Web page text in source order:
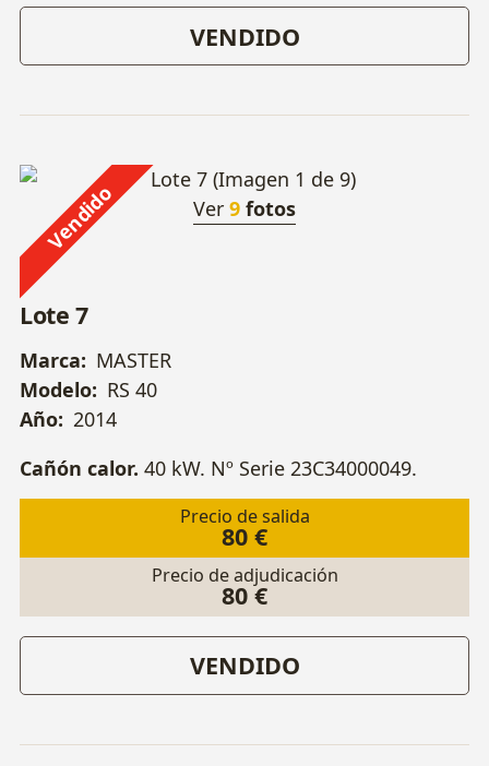
VENDIDO
Vendido Ver 9 fotos
Lote 7
Marca: MASTER
Modelo: RS 40
Año: 2014
Cañón calor. 40 kW. Nº Serie 23C34000049.
Precio de salida
80 €
Precio de adjudicación
80 €
VENDIDO